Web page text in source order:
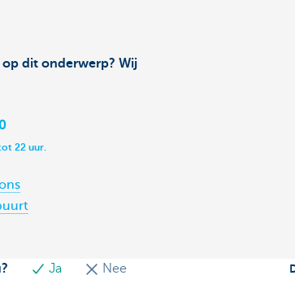
dit onderwerp? Wij
22 uur.
Ja Nee